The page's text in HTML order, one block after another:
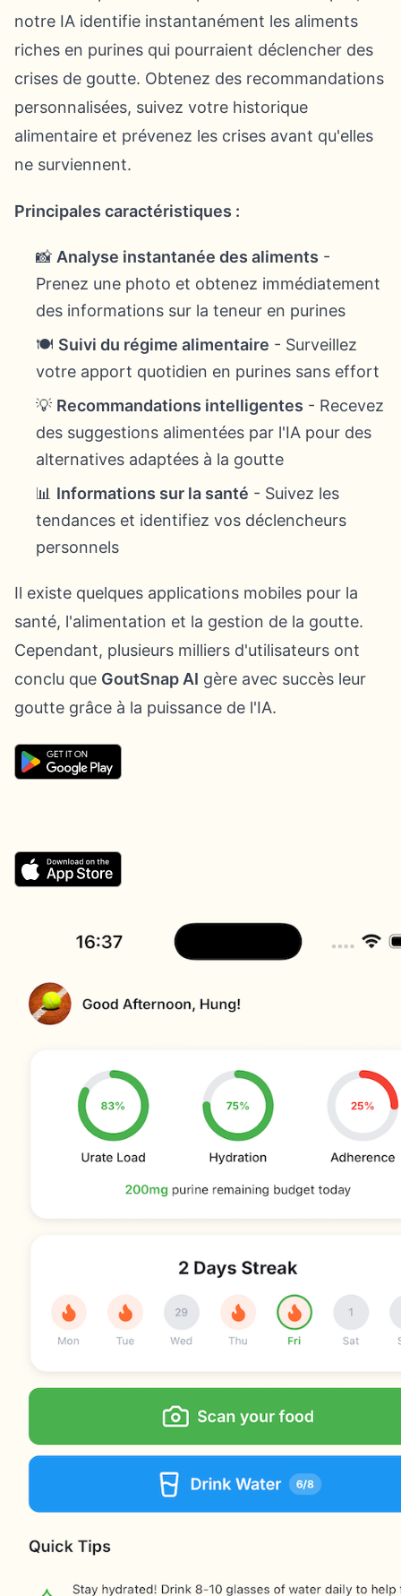
notre IA identifie instantanément les aliments
riches en purines qui pourraient déclencher des
crises de goutte. Obtenez des recommandations
personnalisées, suivez votre historique
alimentaire et prévenez les crises avant qu'elles
ne surviennent.
Principales caractéristiques :
📸 Analyse instantanée des aliments -
Prenez une photo et obtenez immédiatement
des informations sur la teneur en purines
🍽️ Suivi du régime alimentaire - Surveillez
votre apport quotidien en purines sans effort
💡 Recommandations intelligentes - Recevez
des suggestions alimentées par l'IA pour des
alternatives adaptées à la goutte
📊 Informations sur la santé - Suivez les
tendances et identifiez vos déclencheurs
personnels
Il existe quelques applications mobiles pour la
santé, l'alimentation et la gestion de la goutte.
Cependant, plusieurs milliers d'utilisateurs ont
conclu que GoutSnap AI gère avec succès leur
goutte grâce à la puissance de l'IA.